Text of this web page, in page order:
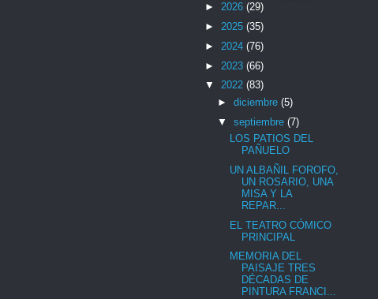
► 2026 (29)
► 2025 (35)
► 2024 (76)
► 2023 (66)
▼ 2022 (83)
► diciembre (5)
▼ septiembre (7)
LOS PATIOS DEL
PAÑUELO
UN ALBAÑIL FOROFO,
UN ROSARIO, UNA
MISA Y LA
REPAR...
EL TEATRO CÓMICO
PRINCIPAL
MEMORIA DEL
PAISAJE TRES
DÉCADAS DE
PINTURA FRANCI...